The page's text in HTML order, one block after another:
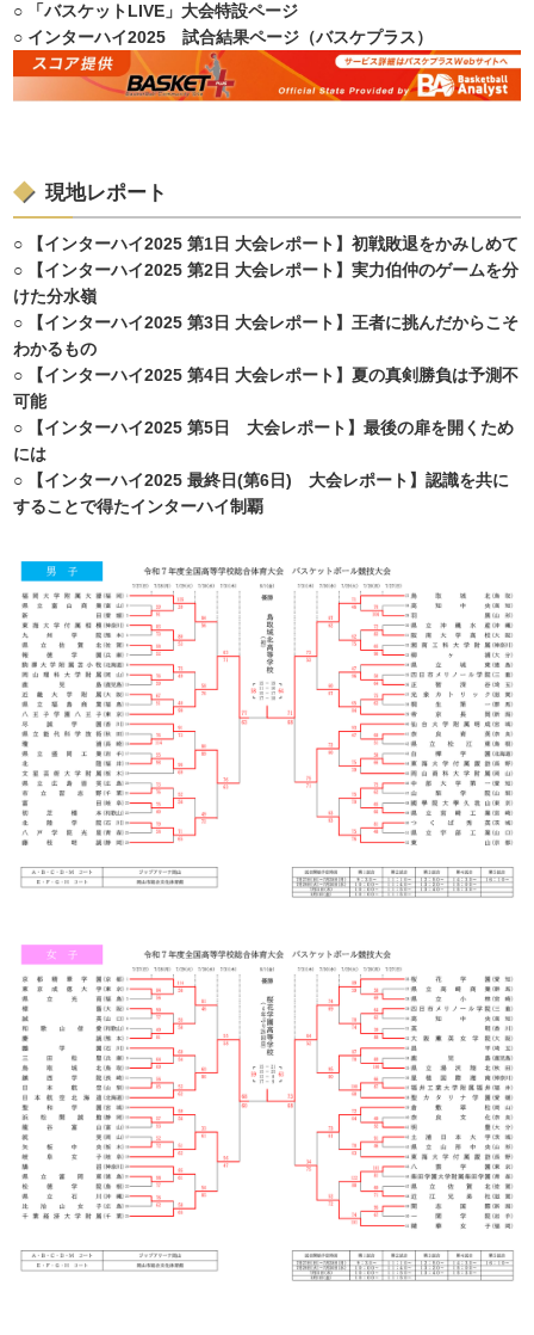
○
「バスケットLIVE」大会特設ページ
○ インターハイ2025 試合結果ページ（バスケプラス）
現地レポート
○
【インターハイ2025 第1日 大会レポート】初戦敗退をかみしめて
○
【インターハイ2025 第2日 大会レポート】実力伯仲のゲームを分
けた分水嶺
○
【インターハイ2025 第3日 大会レポート】王者に挑んだからこそ
わかるもの
○
【インターハイ2025 第4日 大会レポート】夏の真剣勝負は予測不
可能
○
【インターハイ2025 第5日 大会レポート】最後の扉を開くため
には
○
【インターハイ2025 最終日(第6日) 大会レポート】認識を共に
することで得たインターハイ制覇